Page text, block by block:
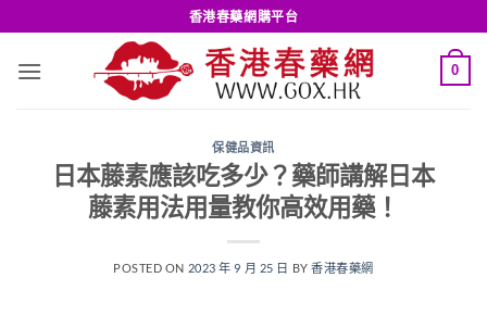
to
content
香港春藥網購平台
0
保健品資訊
日本藤素應該吃多少？藥師講解日本
藤素用法用量教你高效用藥！
POSTED ON 2023 年 9 月 25 日 BY香港春藥網